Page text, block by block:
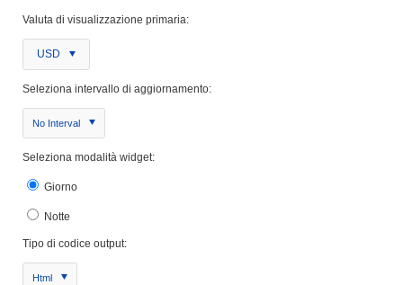
Valuta di visualizzazione primaria:
USD
Seleziona intervallo di aggiornamento:
No Interval
Seleziona modalità widget:
Giorno
Notte
Tipo di codice output:
Html